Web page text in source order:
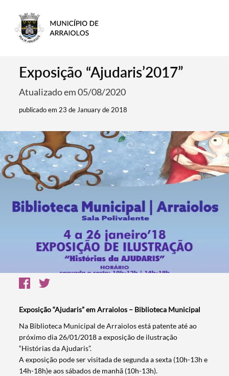
Exposição “Ajudaris’2017”
Atualizado em 05/08/2020
publicado em 23 de January de 2018
Exposição “Ajudaris” em Arraiolos – Biblioteca Municipal
​Na Biblioteca Municipal de Arraiolos está patente até ao
próximo dia 26/01/2018 a exposição de ilustração
“Histórias da Ajudaris”.
A exposição pode ser visitada de segunda a sexta (10h-13h e
14h-18h)e aos sábados de manhã (10h-13h).